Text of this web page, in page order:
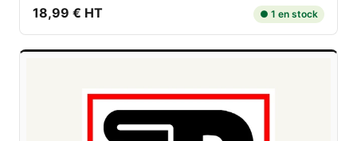
18,99 € HT ● 1 en stock